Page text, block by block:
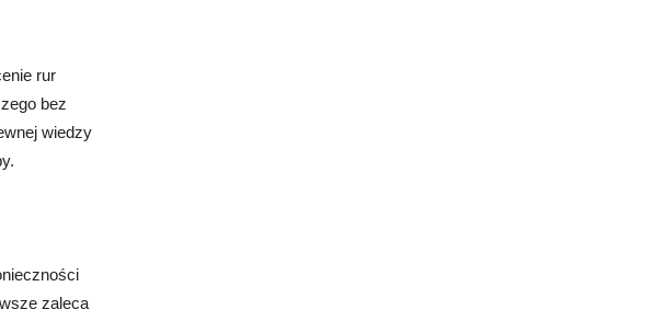
rur
bez
wiedzy
zaleca